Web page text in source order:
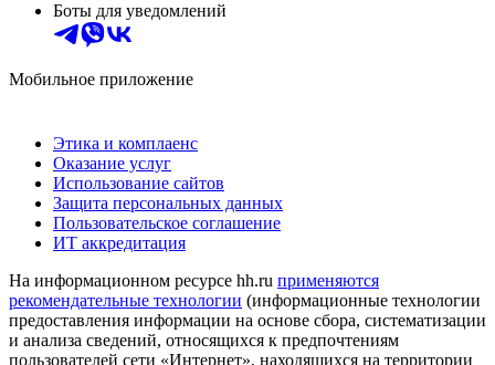
Боты для уведомлений
Мобильное приложение
Этика и комплаенс
Оказание услуг
Использование сайтов
Защита персональных данных
Пользовательское соглашение
ИТ аккредитация
На информационном ресурсе hh.ru применяются
рекомендательные технологии (информационные технологии
предоставления информации на основе сбора, систематизации
и анализа сведений, относящихся к предпочтениям
пользователей сети «Интернет», находящихся на территории